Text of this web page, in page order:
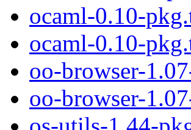
ocaml-0.10-
ocaml-0.10-
oo-browser-
oo-browser-